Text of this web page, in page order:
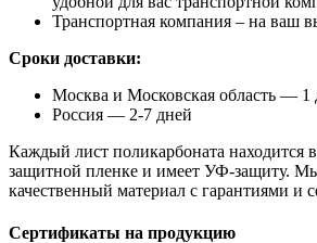
Транспортная компания – на ваш
Сроки доставки:
Москва и Московская область — 1
Россия — 2-7 дней
Каждый лист поликарбоната находится
защитной пленке и имеет УФ-защиту.
качественный материал с гарантиями и
Сертификаты на продукцию